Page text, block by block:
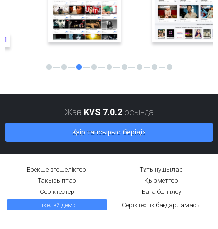
Жаңа KVS 7.0.2осында
Қазір тапсырыс беріңіз
Ерекше өзгешеліктері
Тұтынушылар
Тақырыптар
Қызметтер
Серіктестер
Баға белгілеу
Тікелей демо
Серіктестік бағдарламасы